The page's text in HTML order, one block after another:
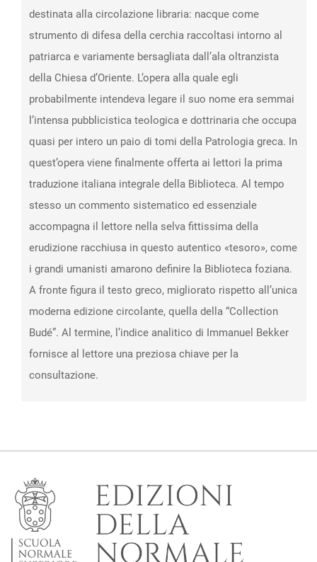
destinata alla circolazione libraria: nacque come
strumento di difesa della cerchia raccoltasi intorno al
patriarca e variamente bersagliata dall’ala oltranzista
della Chiesa d’Oriente. L’opera alla quale egli
probabilmente intendeva legare il suo nome era semmai
l’intensa pubblicistica teologica e dottrinaria che occupa
quasi per intero un paio di tomi della Patrologia greca. In
quest’opera viene finalmente offerta ai lettori la prima
traduzione italiana integrale della Biblioteca. Al tempo
stesso un commento sistematico ed essenziale
accompagna il lettore nella selva fittissima della
erudizione racchiusa in questo autentico «tesoro», come
i grandi umanisti amarono definire la Biblioteca foziana.
A fronte figura il testo greco, migliorato rispetto all’unica
moderna edizione circolante, quella della “Collection
Budé”. Al termine, l’indice analitico di Immanuel Bekker
fornisce al lettore una preziosa chiave per la
consultazione.